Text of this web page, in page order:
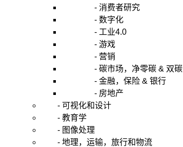
- 消费者研究
- 数字化
- 工业4.0
- 游戏
- 营销
- 碳市场，净零碳 & 双碳
- 金融，保险 & 银行
- 房地产
- 可视化和设计
- 教育学
- 图像处理
- 地理，运输，旅行和物流